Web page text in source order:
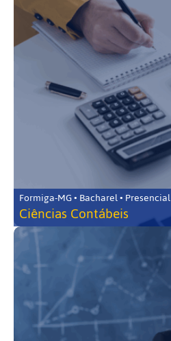
Formiga-MG • Bacharel • Presencial
Ciências Contábeis